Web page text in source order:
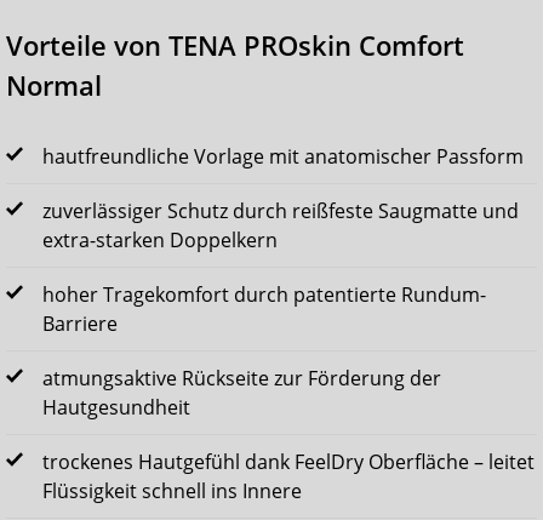
Vorteile von TENA PROskin Comfort
Normal
hautfreundliche Vorlage mit anatomischer Passform
zuverlässiger Schutz durch reißfeste Saugmatte und
extra-starken Doppelkern
hoher Tragekomfort durch patentierte Rundum-
Barriere
atmungsaktive Rückseite zur Förderung der
Hautgesundheit
trockenes Hautgefühl dank FeelDry Oberfläche – leitet
Flüssigkeit schnell ins Innere